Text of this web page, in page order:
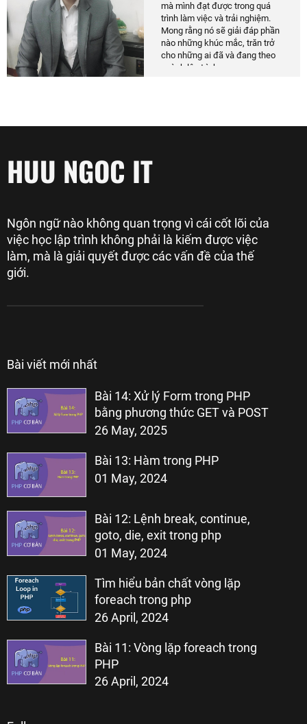
mà mình đạt được trong quá
trình làm việc và trải nghiệm.
Mong rằng nó sẽ giải đáp phần
nào những khúc mắc, trăn trở
cho những ai đã và đang theo
ngành lập trình.
HUU NGOC IT
Ngôn ngữ nào không quan trọng vì cái cốt lõi của
việc học lập trình không phải là kiếm được việc
làm, mà là giải quyết được các vấn đề của thế
giới.
Bài viết mới nhất
Bài 14: Xử lý Form trong PHP
bằng phương thức GET và POST
26 May, 2025
Bài 13: Hàm trong PHP
01 May, 2024
Bài 12: Lệnh break, continue,
goto, die, exit trong php
01 May, 2024
Tìm hiểu bản chất vòng lặp
foreach trong php
26 April, 2024
Bài 11: Vòng lặp foreach trong
PHP
26 April, 2024